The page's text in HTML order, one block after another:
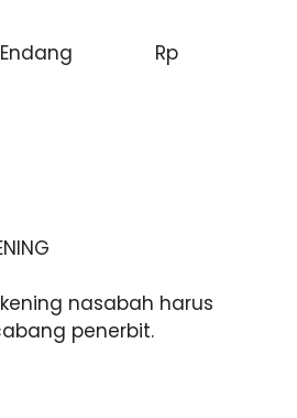
Endang Rp
nasabah harus
penerbit.